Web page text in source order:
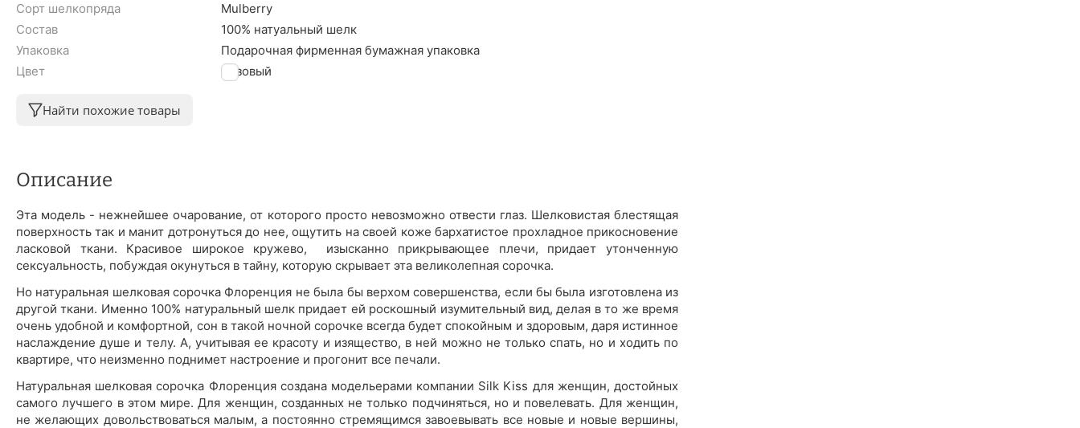
Сорт шелкопряда
Mulberry
Состав
100% натуальный шелк
Упаковка
Подарочная фирменная бумажная упаковка
Цвет
Розовый
Найти похожие товары
Описание
Эта модель - нежнейшее очарование, от которого просто невозможно отвести глаз. Шелковистая блестящая
поверхность так и манит дотронуться до нее, ощутить на своей коже бархатистое прохладное прикосновение
ласковой ткани. Красивое широкое кружево, изысканно прикрывающее плечи, придает утонченную
сексуальность, побуждая окунуться в тайну, которую скрывает эта великолепная сорочка.
Но натуральная шелковая сорочка Флоренция не была бы верхом совершенства, если бы была изготовлена из
другой ткани. Именно 100% натуральный шелк придает ей роскошный изумительный вид, делая в то же время
очень удобной и комфортной, сон в такой ночной сорочке всегда будет спокойным и здоровым, даря истинное
наслаждение душе и телу. А, учитывая ее красоту и изящество, в ней можно не только спать, но и ходить по
квартире, что неизменно поднимет настроение и прогонит все печали.
Натуральная шелковая сорочка Флоренция создана модельерами компании Silk Kiss для женщин, достойных
самого лучшего в этом мире. Для женщин, созданных не только подчиняться, но и повелевать. Для женщин,
не желающих довольствоваться малым, а постоянно стремящимся завоевывать все новые и новые вершины,